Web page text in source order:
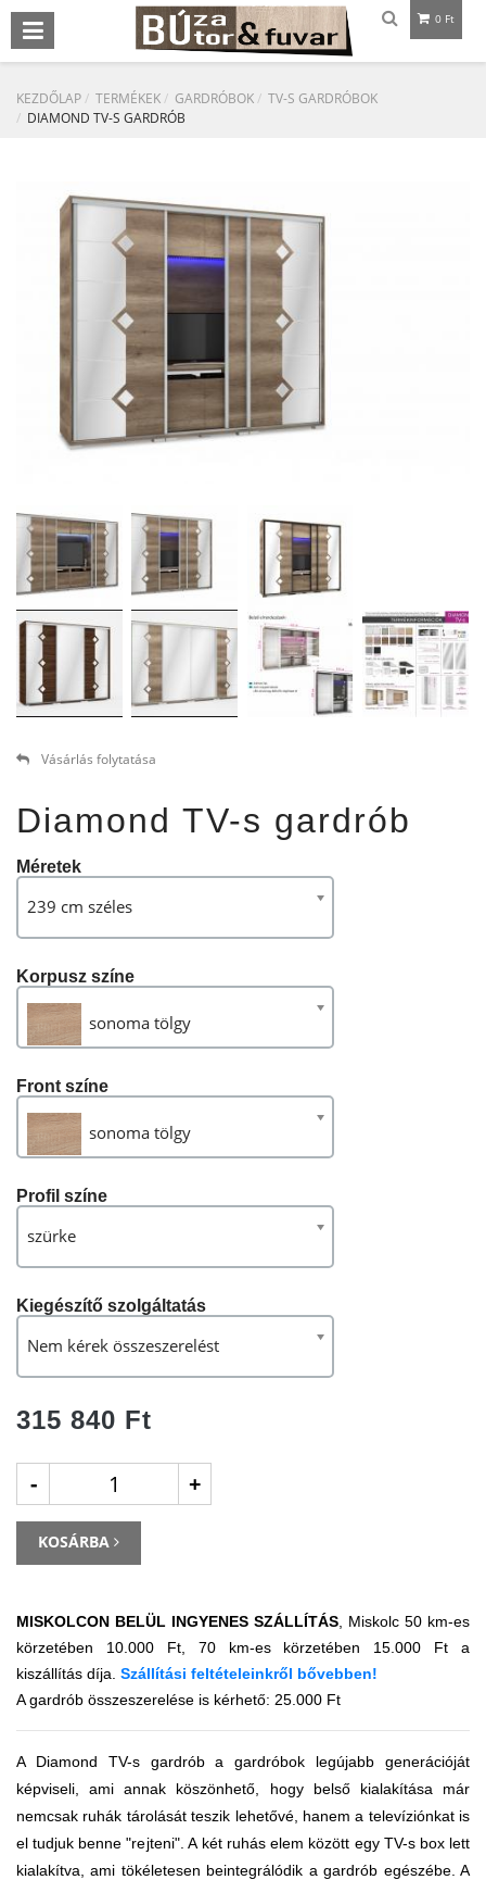
0 Ft
KEZDŐLAP TERMÉKEK GARDRÓBOK
TV-S GARDRÓBOK
DIAMOND TV-S GARDRÓB
Vásárlás folytatása
Diamond TV-s gardrób
Méretek
239 cm széles
Korpusz színe
sonoma tölgy
Front színe
sonoma tölgy
Profil színe
szürke
Kiegészítő szolgáltatás
Nem kérek összeszerelést
315 840 Ft
- +
KOSÁRBA
MISKOLCON BELÜL INGYENES SZÁLLÍTÁS , Miskolc 50 km-es
körzetében 10.000 Ft, 70 km-es körzetében 15.000 Ft a
kiszállítás díja. Szállítási feltételeinkről bővebben!
A gardrób összeszerelése is kérhető: 25.000 Ft
A Diamond TV-s gardrób a gardróbok legújabb generációját
képviseli, ami annak köszönhető, hogy belső kialakítása már
nemcsak ruhák tárolását teszik lehetővé, hanem a televíziónkat is
el tudjuk benne "rejteni". A két ruhás elem között egy TV-s box lett
kialakítva, ami tökéletesen beintegrálódik a gardrób egészébe. A